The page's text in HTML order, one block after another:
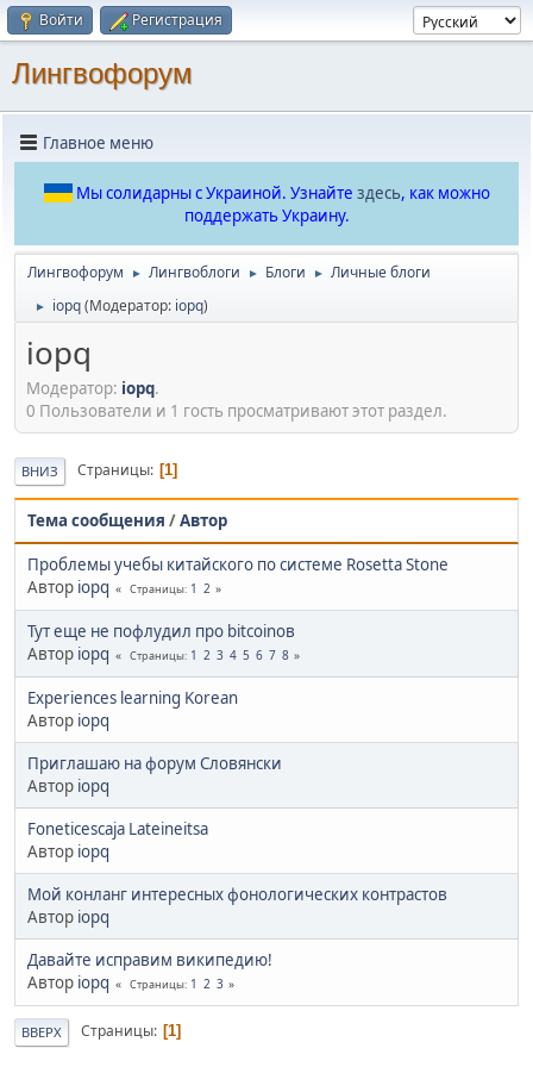
Войти Регистрация
Лингвофорум
Главное меню
Мы солидарны с Украиной. Узнайте здесь, как можно
поддержать Украину.
Лингвофорум ► Лингвоблоги ► Блоги ► Личные блоги
► iopq(Модератор: iopq)
iopq
Модератор: iopq.
0 Пользователи и 1 гость просматривают этот раздел.
ВНИЗ Страницы 1
Тема сообщения /Автор
Проблемы учебы китайского по системе Rosetta Stone
Автор iopq Страницы 1 2
Тут еще не пофлудил про bitcoinов
Автор iopq Страницы 1 2 3 4 5 6 7 8
Experiences learning Korean
Автор iopq
Приглашаю на форум Словянски
Автор iopq
Foneticescaja Lateineitsa
Автор iopq
Мой конланг интересных фонологических контрастов
Автор iopq
Давайте исправим википедию!
Автор iopq Страницы 1 2 3
ВВЕРХ Страницы 1